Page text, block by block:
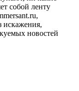
собой ленту
искажения,
новостей